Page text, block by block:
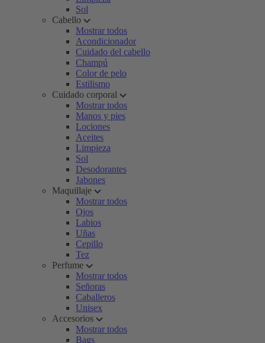
Sol
Cabello
Mostrar todos
Acondicionador
Cuidado del cabello
Champú
Color de pelo
Estilismo
Cuidado corporal
Mostrar todos
Manos y pies
Lociones
Aceites
Limpieza
Sol
Desodorantes
Jabones
Maquillaje
Mostrar todos
Ojos
Labios
Uñas
Cepillo
Tez
Perfume
Mostrar todos
Señoras
Caballeros
Unisex
Accesorios
Mostrar todos
Bags